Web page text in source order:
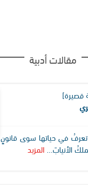
مقالات أدبية
قصيرة]
في حياتها سوى قانونٍ
الأنيابَ... المزيد